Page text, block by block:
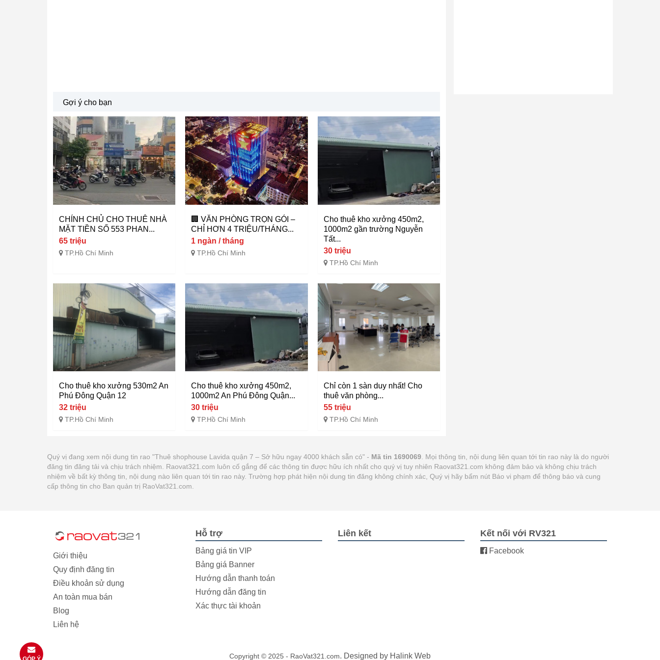
Gợi ý cho bạn
CHÍNH CHỦ CHO THUÊ NHÀ
MẶT TIỀN SỐ 553 PHAN...
65 triệu
TP.Hồ Chí Minh
🏢 VĂN PHÒNG TRỌN GÓI –
CHỈ HƠN 4 TRIỆU/THÁNG...
1 ngàn / tháng
TP.Hồ Chí Minh
Cho thuê kho xưởng 450m2,
1000m2 gần trường Nguyễn
Tất...
30 triệu
TP.Hồ Chí Minh
Cho thuê kho xưởng 530m2 An
Phú Đông Quận 12
32 triệu
TP.Hồ Chí Minh
Cho thuê kho xưởng 450m2,
1000m2 An Phú Đông Quận...
30 triệu
TP.Hồ Chí Minh
Chỉ còn 1 sàn duy nhất! Cho
thuê văn phòng...
55 triệu
TP.Hồ Chí Minh
Quý vị đang xem nội dung tin rao "Thuê shophouse Lavida quận 7 – Sở hữu ngay 4000 khách sẵn có" - Mã tin 1690069 . Mọi thông tin, nội dung liên quan tới tin rao này là do người
đăng tin đăng tải và chịu trách nhiệm. Raovat321.com luôn cố gắng để các thông tin được hữu ích nhất cho quý vị tuy nhiên Raovat321.com không đảm bảo và không chịu trách
nhiệm về bất kỳ thông tin, nội dung nào liên quan tới tin rao này. Trường hợp phát hiện nội dung tin đăng không chính xác, Quý vị hãy bấm nút Báo vi phạm để thông báo và cung
cấp thông tin cho Ban quản trị RaoVat321.com.
Giới thiệu
Quy định đăng tin
Điều khoản sử dụng
An toàn mua bán
Blog
Liên hệ
Hỗ trợ
Bảng giá tin VIP
Bảng giá Banner
Hướng dẫn thanh toán
Hướng dẫn đăng tin
Xác thực tài khoản
Liên kết Kết nối với RV321
Facebook
Copyright © 2025 - RaoVat321.com. Designed by Halink Web